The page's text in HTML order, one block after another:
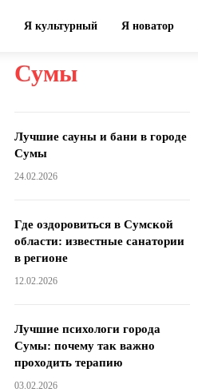
Я культурный Я новатор
Сумы
Лучшие сауны и бани в городе
Сумы
24.02.2026
Где оздоровиться в Сумской
области: известные санатории
в регионе
12.02.2026
Лучшие психологи города
Сумы: почему так важно
проходить терапию
03.02.2026